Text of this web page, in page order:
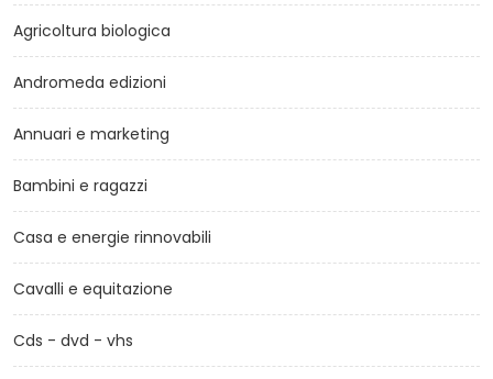
Agricoltura biologica
Andromeda edizioni
Annuari e marketing
Bambini e ragazzi
Casa e energie rinnovabili
Cavalli e equitazione
Cds - dvd - vhs